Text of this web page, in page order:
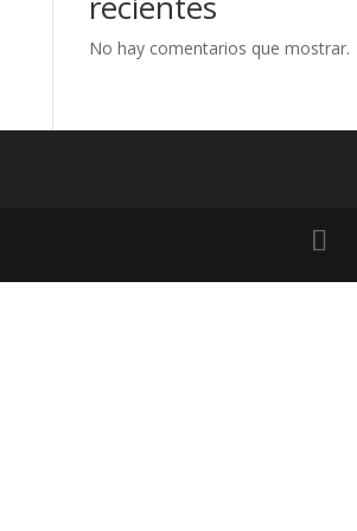
No hay comentarios que mostrar.